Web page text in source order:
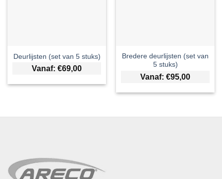
Deurlijsten (set van 5 stuks)
Vanaf: €69,00
Bredere deurlijsten (set van
5 stuks)
Vanaf: €95,00